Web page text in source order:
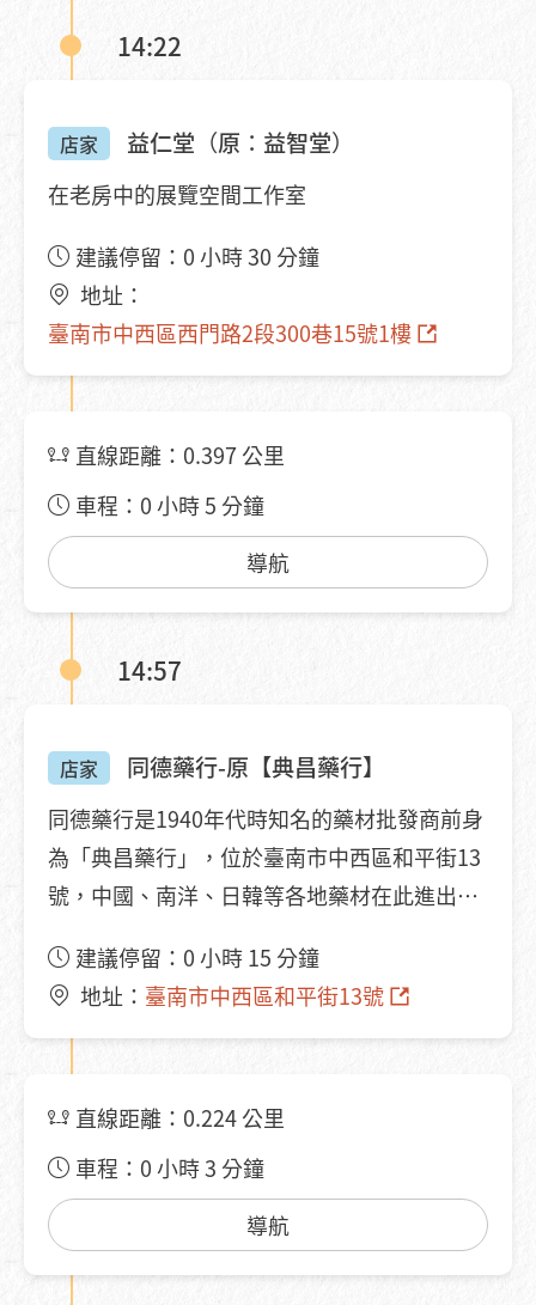
14:22
店家 益仁堂（原：益智堂）
在老房中的展覽空間工作室
建議停留：0 小時 30 分鐘
地址：
臺南市中西區西門路2段300巷15號1樓
直線距離：0.397 公里
車程：0 小時 5 分鐘
導航
14:57
店家 同德藥行-原【典昌藥行】
同德藥行是1940年代時知名的藥材批發商前身
為「典昌藥行」，位於臺南市中西區和平街13
號，中國、南洋、日韓等各地藥材在此進出
植，並且培育出許多中藥人才，據稱府城中藥
行有三分之一皆出身於此。
建議停留：0 小時 15 分鐘
地址： 臺南市中西區和平街13號
直線距離：0.224 公里
車程：0 小時 3 分鐘
導航